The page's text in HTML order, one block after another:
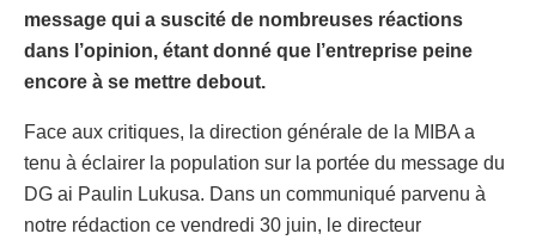
message qui a suscité de nombreuses réactions
dans l’opinion, étant donné que l’entreprise peine
encore à se mettre debout.
Face aux critiques, la direction générale de la MIBA a
tenu à éclairer la population sur la portée du message du
DG ai Paulin Lukusa. Dans un communiqué parvenu à
notre rédaction ce vendredi 30 juin, le directeur